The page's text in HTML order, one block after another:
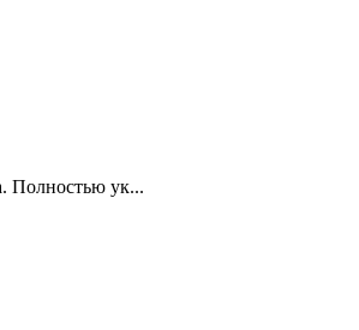
Полностью ук...